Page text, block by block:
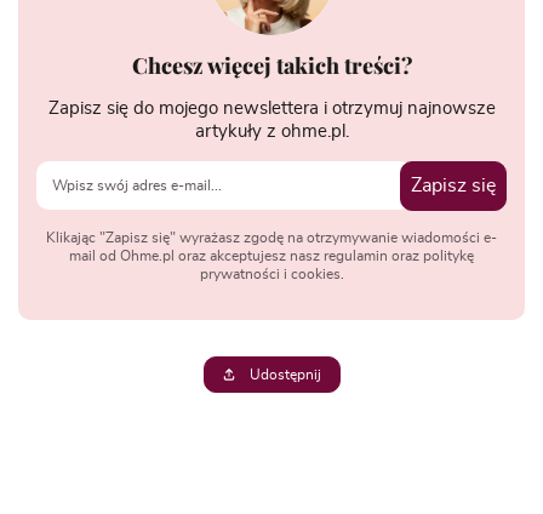
Chcesz więcej takich treści?
Zapisz się do mojego newslettera i otrzymuj najnowsze
artykuły z ohme.pl.
Zapisz się
Klikając "Zapisz się" wyrażasz zgodę na otrzymywanie wiadomości e-
mail od Ohme.pl oraz akceptujesz nasz regulamin oraz politykę
prywatności i cookies.
Udostępnij